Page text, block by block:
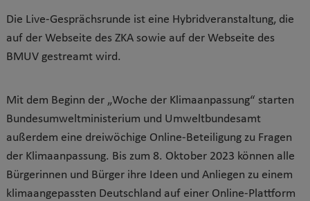
Die Live-Gesprächsrunde ist eine Hybridveranstaltung, die
auf der Webseite des ZKA sowie auf der Webseite des
BMUV gestreamt wird.
Mit dem Beginn der „Woche der Klimaanpassung“ starten
Bundesumweltministerium und Umweltbundesamt
außerdem eine dreiwöchige Online-Beteiligung zu Fragen
der Klimaanpassung. Bis zum 8. Oktober 2023 können alle
Bürgerinnen und Bürger ihre Ideen und Anliegen zu einem
klimaangepassten Deutschland auf einer Online-Plattform